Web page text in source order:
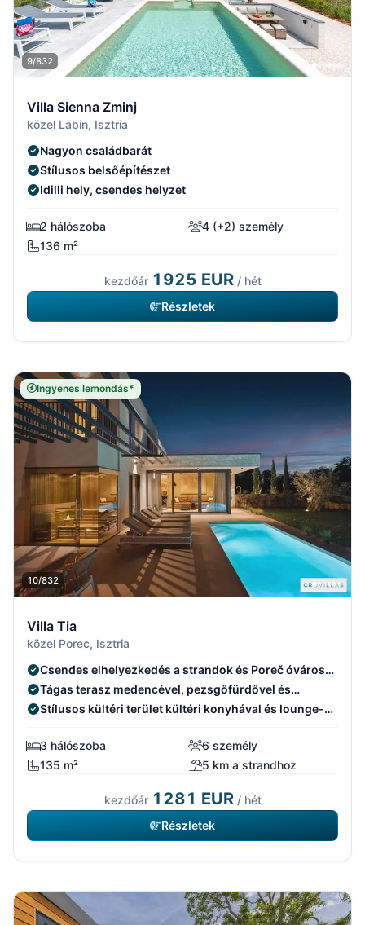
9/832
Villa Sienna Zminj
közel Labin, Isztria
Nagyon családbarát
Stílusos belsőépítészet
Idilli hely, csendes helyzet
2 hálószoba
4 (+2) személy
136 m²
kezdőár 1925 EUR/ hét
Részletek
Ingyenes lemondás*
10/832
Villa Tia
közel Porec, Isztria
Csendes elhelyezkedés a strandok és Poreč óvárosa
közelében
Tágas terasz medencével, pezsgőfürdővel és
szaunával
Stílusos kültéri terület kültéri konyhával és lounge-
3 hálószoba
6 személy
135 m²
5 km a strandhoz
kezdőár 1281 EUR/ hét
Részletek